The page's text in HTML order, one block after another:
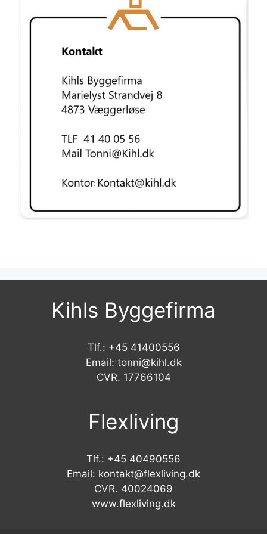
Kihls Byggefirma
Tlf.: +45 41400556
Email: tonni@kihl.dk
CVR. 17766104
Flexliving
Tlf.: +45 40490556
Email: kontakt@flexliving.dk
CVR. 40024069
www.flexliving.dk